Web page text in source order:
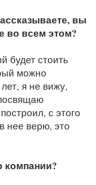
вы
во всем этом?
будет стоить
можно
я не вижу,
с этого
нее верю, это